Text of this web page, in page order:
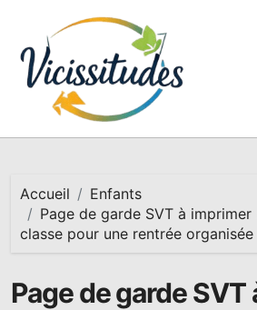
contenu
Accueil
Enfants
Page de garde SVT à
classe pour une rentrée organisée
Page de garde SVT